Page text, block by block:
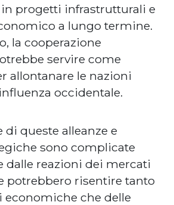
progetti infrastrutturali e
a lungo termine.
la cooperazione
servire come
allontanare le nazioni
occidentale.
queste alleanze e
sono complicate
dalle reazioni dei mercati
potrebbero risentire tanto
economiche che delle